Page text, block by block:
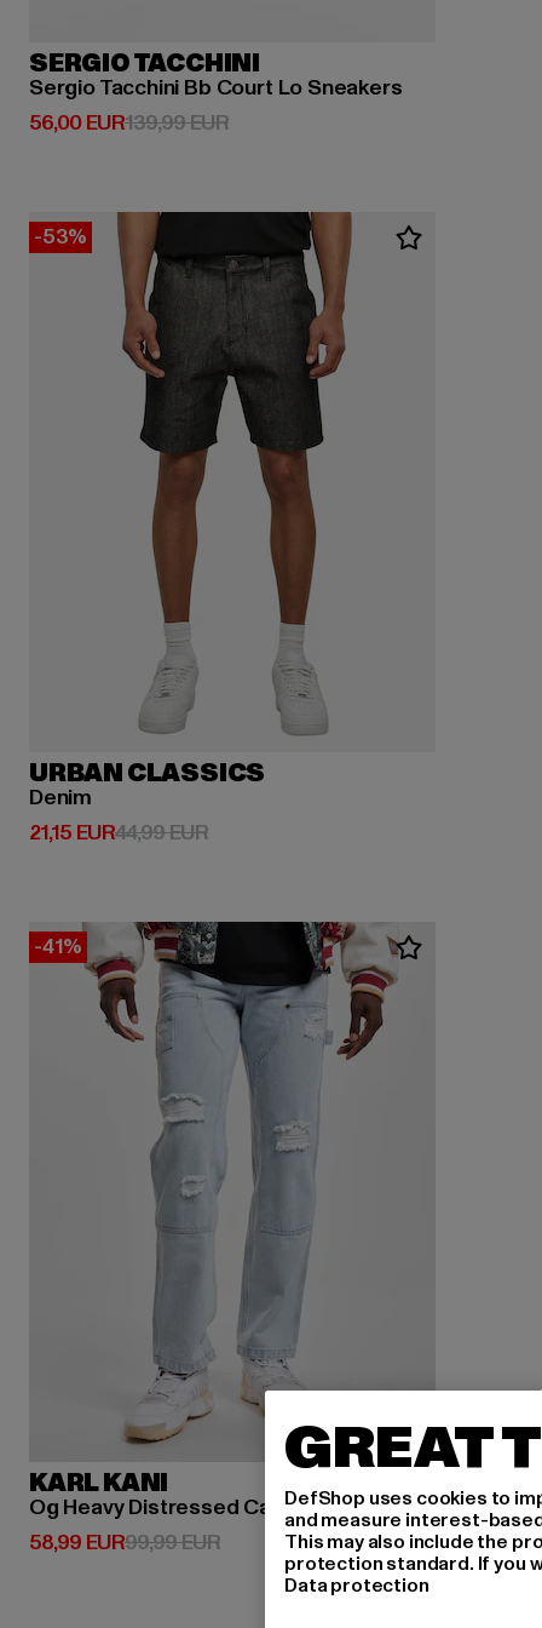
SERGIO TACCHINI
Sergio Tacchini Bb Court Lo Sneakers
56,00 EUR
Derzeitiger Preis: 56,00 EUR
139,99 EURAktionspreis: 139,99 EUR
-53%
URBAN CLASSICS
Denim
21,15 EUR
Derzeitiger Preis: 21,15 EUR
44,99 EURAktionspreis: 44,99 EUR
-41%
KARL KANI
Og Heavy Distressed Carpenter
58,99 EUR
Derzeitiger Preis: 58,99 EUR
99,99 EURAktionspreis: 99,99 EUR
GREAT
DefShop uses cookies to
and measure interest-
This may also include the
protection standard. If you
Data protection